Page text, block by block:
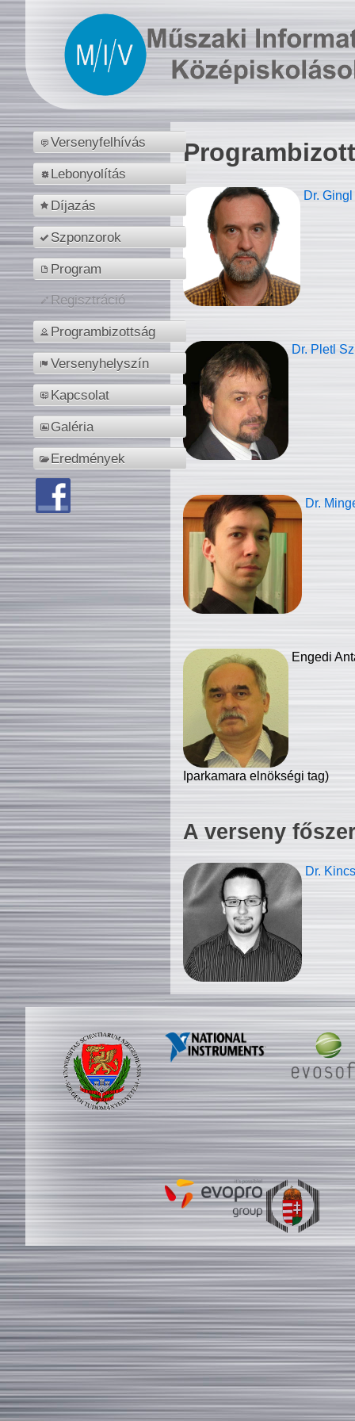
Versenyfelhívás
Lebonyolítás
Díjazás
Szponzorok
Program
Regisztráció
Programbizottság
Versenyhelyszín
Kapcsolat
Galéria
Eredmények
Dr.
Dr. Pletl
Dr.
Engedi
Iparkamara elnökségi tag)
A verseny
Dr.